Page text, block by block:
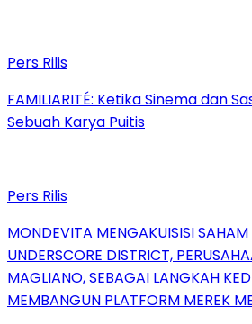
Pers Rilis
FAMILIARITÉ: Ketika Sinema dan
Sebuah Karya Puitis
Pers Rilis
MONDEVITA MENGAKUISISI
UNDERSCORE DISTRICT,
MAGLIANO, SEBAGAI LANGKAH
MEMBANGUN PLATFORM MEREK